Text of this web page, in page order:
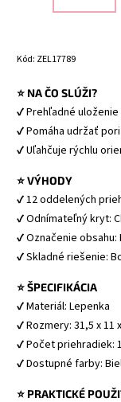
Kód: ZEL17789
⭐ NA ČO SLÚŽI?
✔ Prehľadné
✔ Pomáha udržať
✔ Uľahčuje rýchlu
⭐ VÝHODY
✔ 12 oddelených
✔ Odnímateľný kryt:
✔ Označenie
✔ Skladné riešenie:
⭐ ŠPECIFIKÁCIA
✔ Materiál: Lepenka
✔ Rozmery: 31,5 x 11
✔ Počet priehradiek:
✔ Dostupné farby:
⭐ PRAKTICKÉ